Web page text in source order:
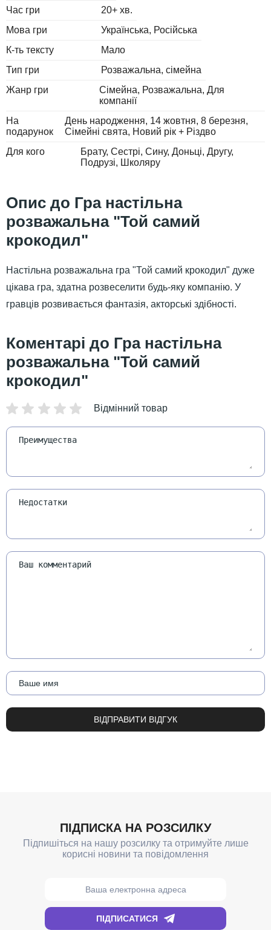
Час гри
20+ хв.
Мова гри
Українська
Російська
К-ть тексту
Мало
Тип гри
Розважальна, сімейна
Жанр гри
Сімейна Розважальна Для
компанії
На
подарунок
День народження 14 жовтня 8 березня
Сімейні свята
Новий рік + Різдво
Для кого
Брату Сестрі Сину Доньці Другу
Подрузі
Школяру
Гра настільна
розважальна "Той самий
крокодил"
Настільна розважальна гра "Той самий крокодил" дуже
цікава гра, здатна розвеселити будь-яку компанію. У
гравців розвивається фантазія, акторські здібності.
Гра настільна
розважальна "Той самий
крокодил"